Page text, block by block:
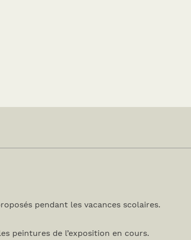
pendant les vacances scolaires.
peintures de l’exposition en cours.